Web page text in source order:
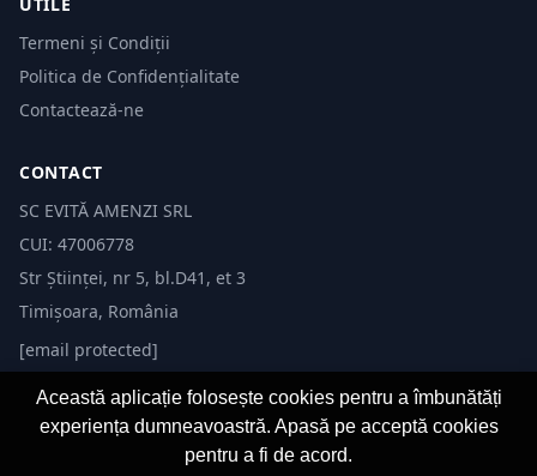
Termeni și Condiții
Politica de Confidențialitate
Contactează-ne
CONTACT
SC EVITĂ AMENZI SRL
CUI: 47006778
Str Științei, nr 5, bl.D41, et 3
Timișoara, România
[email protected]
Această aplicație folosește cookies pentru a îmbunătăți
experiența dumneavoastră. Apasă pe acceptă cookies
pentru a fi de acord.